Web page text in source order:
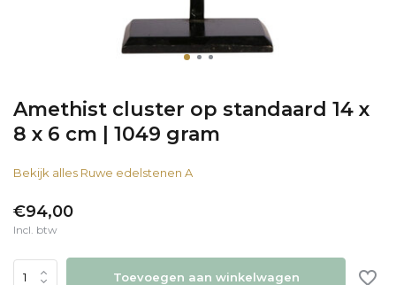
Amethist cluster op standaard 14 x
8 x 6 cm | 1049 gram
Bekijk alles Ruwe edelstenen A
€94,00
Incl. btw
Toevoegen aan winkelwagen